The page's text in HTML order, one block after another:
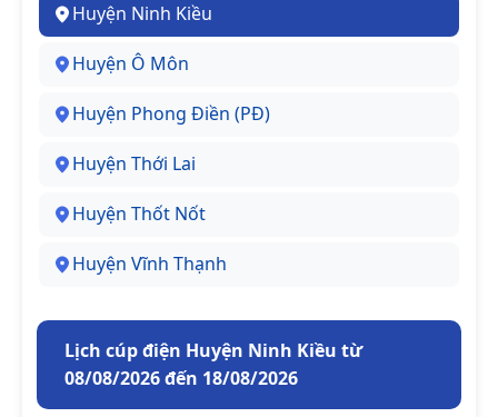
Huyện Ninh Kiều
Huyện Ô Môn
Huyện Phong Điền (PĐ)
Huyện Thới Lai
Huyện Thốt Nốt
Huyện Vĩnh Thạnh
Lịch cúp điện Huyện Ninh Kiều từ
08/08/2026 đến 18/08/2026